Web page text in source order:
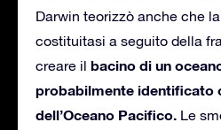
Darwin teorizzò anche che
costituitasi a seguito della
creare il bacino di un
probabilmente identificato
dell’Oceano Pacifico. Le